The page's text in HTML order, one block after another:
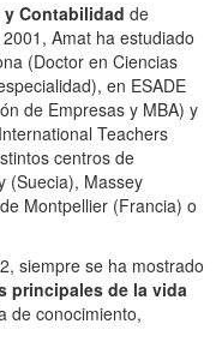
Contabilidad de
Amat ha estudiado
(Doctor en Ciencias
en ESADE
de Empresas y MBA) y
Teachers
centros de
(Suecia), Massey
Montpellier (Francia) o
siempre se ha mostrado
principales de la vida
de conocimiento,